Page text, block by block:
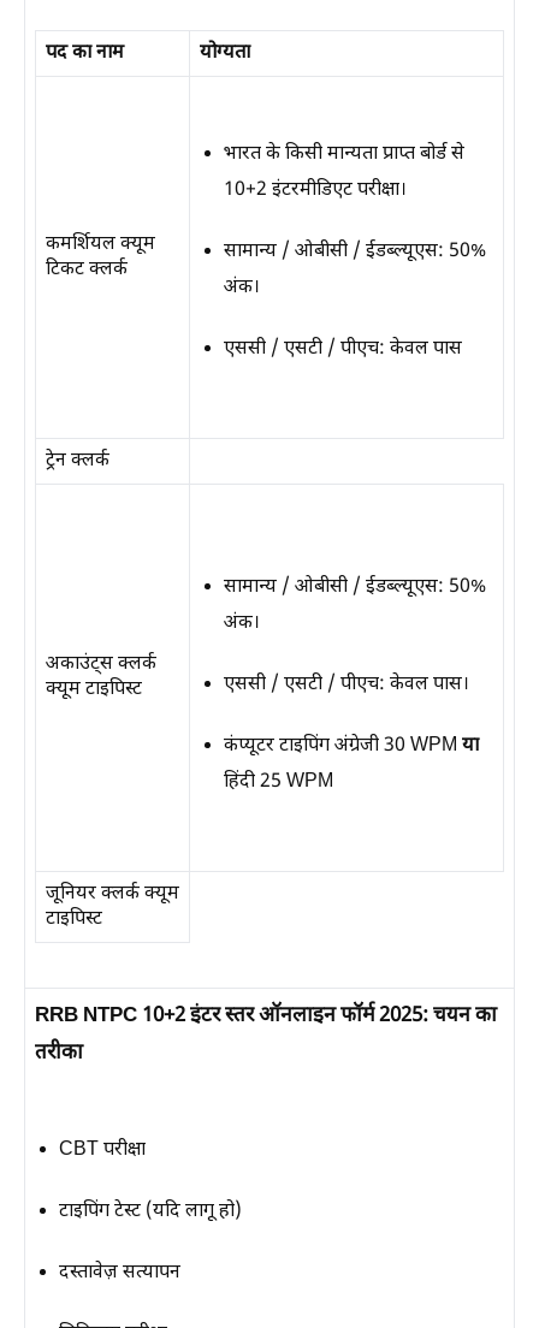
पद का नाम योग्यता
कमर्शियल क्यूम
टिकट क्लर्क
भारत के किसी मान्यता प्राप्त बोर्ड से
10+2 इंटरमीडिएट परीक्षा।
सामान्य / ओबीसी / ईडब्ल्यूएस: 50%
अंक।
एससी / एसटी / पीएच: केवल पास
ट्रेन क्लर्क
अकाउंट्स क्लर्क
क्यूम टाइपिस्ट
सामान्य / ओबीसी / ईडब्ल्यूएस: 50%
अंक।
एससी / एसटी / पीएच: केवल पास।
कंप्यूटर टाइपिंग अंग्रेजी 30 WPM या
हिंदी 25 WPM
जूनियर क्लर्क क्यूम
टाइपिस्ट
RRB NTPC 10+2 इंटर स्तर ऑनलाइन फॉर्म 2025:चयन का
तरीका
CBT परीक्षा
टाइपिंग टेस्ट (यदि लागू हो)
दस्तावेज़ सत्यापन